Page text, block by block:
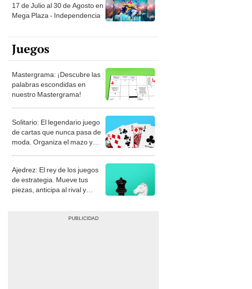
17 de Julio al 30 de Agosto en
Mega Plaza - Independencia
Juegos
Mastergrama: ¡Descubre las
palabras escondidas en
nuestro Mastergrama!
Solitario: El legendario juego
de cartas que nunca pasa de
moda. Organiza el mazo y
Ajedrez: El rey de los juegos
de estrategia. Mueve tus
piezas, anticipa al rival y